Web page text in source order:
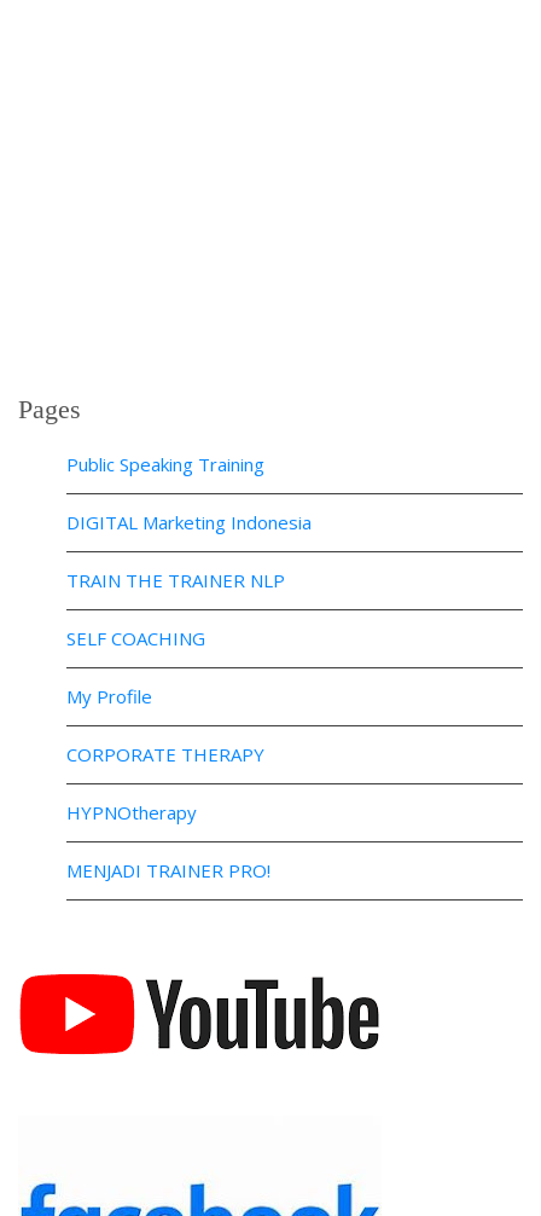
Pages
Public Speaking Training
DIGITAL Marketing Indonesia
TRAIN THE TRAINER NLP
SELF COACHING
My Profile
CORPORATE THERAPY
HYPNOtherapy
MENJADI TRAINER PRO!